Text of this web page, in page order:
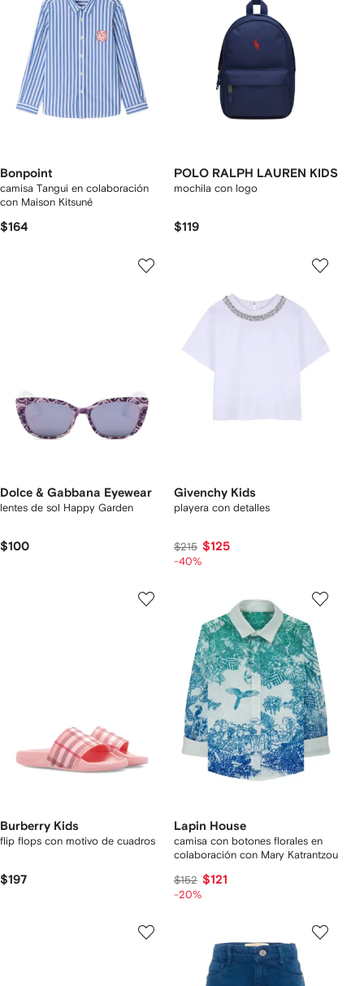
Bonpoint
camisa Tangui en colaboración
con Maison Kitsuné
$164
POLO RALPH LAUREN KIDS
mochila con logo
$119
Dolce & Gabbana Eyewear
lentes de sol Happy Garden
$100
Givenchy Kids
playera con detalles
$215 $125
-40%
Burberry Kids
flip flops con motivo de cuadros
$197
Lapin House
camisa con botones florales en
colaboración con Mary Katrantzou
$152 $121
-20%